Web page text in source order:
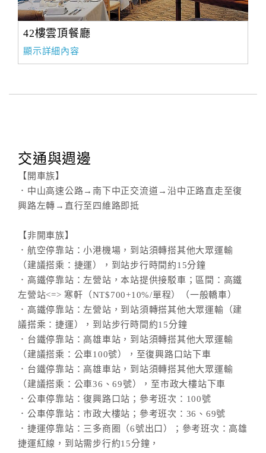
42樓雲頂餐廳
顯示詳細內容
交通與週邊
【開車族】
．中山高速公路→南下中正交流道→沿中正路直走至復
興路左轉→直行至四維路即抵
【非開車族】
．航空停靠站：小港機場，到站須轉搭其他大眾運輸
（建議搭乘：捷運），到站步行時間約15分鐘
．高鐵停靠站：左營站，本站提供接駁車；區間：高鐵
左營站<=> 寒軒（NT$700+10%/單程）（一般轎車）
．高鐵停靠站：左營站，到站須轉搭其他大眾運輸（建
議搭乘：捷運），到站步行時間約15分鐘
．台鐵停靠站：高雄車站，到站須轉搭其他大眾運輸
（建議搭乘：公車100號），至復興路口站下車
．台鐵停靠站：高雄車站，到站須轉搭其他大眾運輸
（建議搭乘：公車36、69號），至市政大樓站下車
．公車停靠站：復興路口站；參考班次：100號
．公車停靠站：市政大樓站；參考班次：36、69號
．捷運停靠站：三多商圈（6號出口）；參考班次：高雄
捷運紅線，到站需步行約15分鐘，